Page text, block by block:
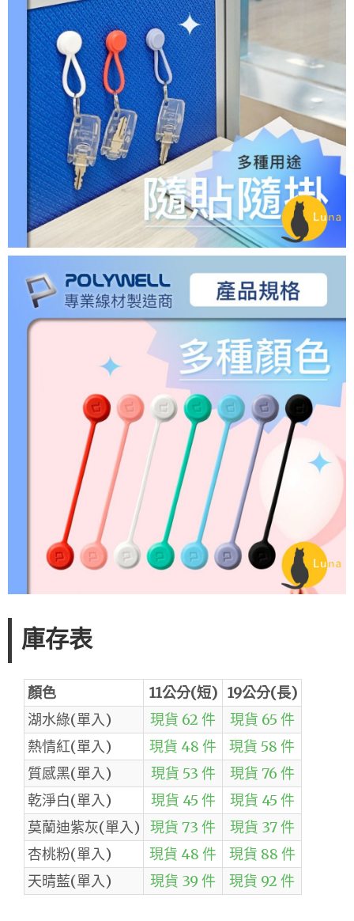
庫存表
顏色 11公分(短) 19公分(長)
湖水綠(單入)
現貨 62 件
現貨 65 件
熱情紅(單入)
現貨 48 件
現貨 58 件
質感黑(單入)
現貨 53 件
現貨 76 件
乾淨白(單入)
現貨 45 件
現貨 45 件
莫蘭迪紫灰(單入)
現貨 73 件
現貨 37 件
杏桃粉(單入)
現貨 48 件
現貨 88 件
天晴藍(單入)
現貨 39 件 現貨 92 件